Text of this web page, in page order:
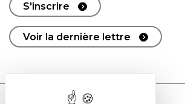
S'inscrire
Voir la dernière lettre